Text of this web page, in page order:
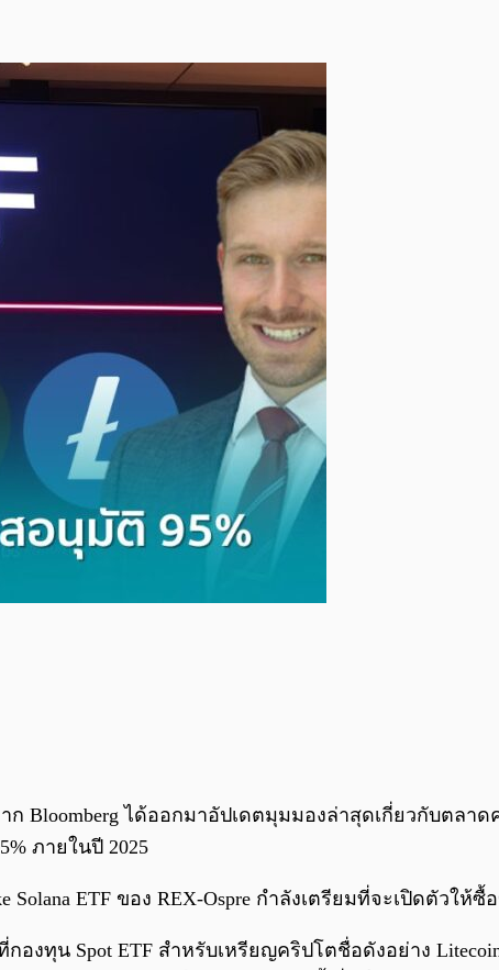
าก Bloomberg ได้ออกมาอัปเดตมุมมองล่าสุดเกี่ยวกับต
ภายในปี 2025
ETF ของ REX-Ospre กำลังเตรียมที่จะเปิดตัวให้
องทุน Spot ETF สำหรับเหรียญคริปโตชื่อดังอย่าง Litecoin